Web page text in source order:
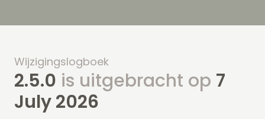
Wijzigingslogboek
2.5.0 is uitgebracht op 7
July 2026